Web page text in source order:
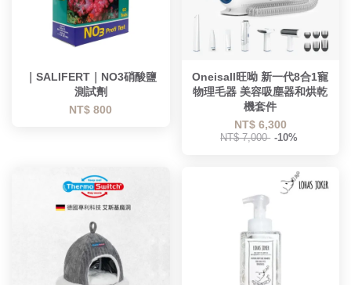
｜SALIFERT｜NO3硝酸鹽
測試劑
NT$ 800
Oneisall旺呦 新一代8合1寵
物理毛器 美容吸塵器和烘乾
機套件
NT$ 6,300
NT$ 7,000 -10%